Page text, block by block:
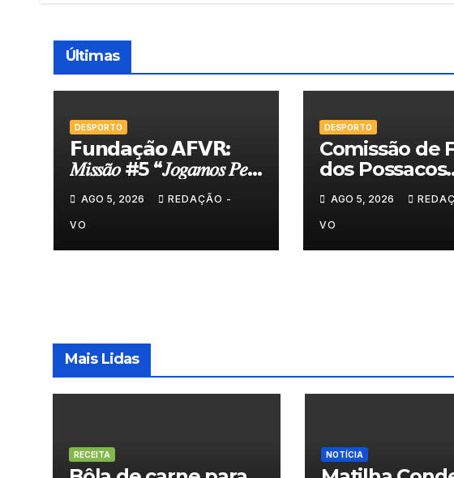
Últimas
DESPORTO
𝗙𝘂𝗻𝗱𝗮𝗰̧𝗮̃𝗼 𝗔𝗙𝗩𝗥:
𝑀𝑖𝑠𝑠𝑎̃𝑜 #5 “𝐽𝑜𝑔𝑎𝑚𝑜𝑠 𝑃𝑒𝑙𝑎
𝑁𝑜𝑠𝑠𝑎 𝑇𝑒𝑟𝑟𝑎”
AGO 5, 2026 REDAÇÃO -
VO
DESPORTO
Comissão de
dos Possacos
felicita
Torneio de
AGO 5, 2026
VO
Mais Lidas
RECEITA NOTÍCIA